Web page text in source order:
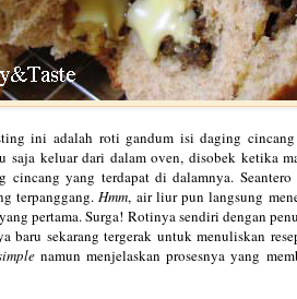
ini adalah roti gandum isi daging
keluar dari dalam oven, disobek ketika
cincang yang terdapat di dalamnya. Seantero
terpanggang.Hmm, air liur pun langsung
pertama. Surga! Rotinya sendiri dengan
baru sekarang tergerak untuk menuliskan
namun menjelaskan prosesnya yang